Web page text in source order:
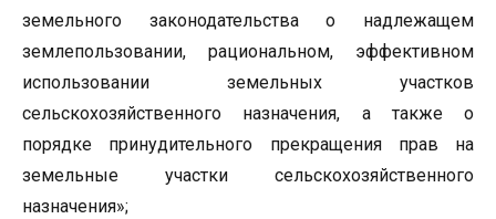
земельного законодательства о надлежащем
землепользовании, рациональном, эффективном
использовании земельных участков
сельскохозяйственного назначения, а также о
порядке принудительного прекращения прав на
земельные участки сельскохозяйственного
назначения»;